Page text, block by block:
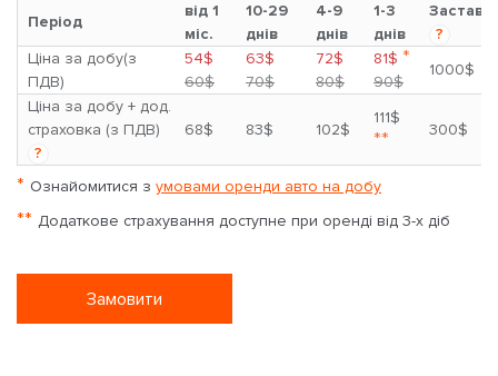
Період
від 1
міс.
10-29
днів
4-9
днів
1-3
днів
Застава
?
Ціна за добу(з
ПДВ)
54$
60$
63$
70$
72$
80$
81$ *
90$
1000$
Ціна за добу + дод.
страховка (з ПДВ)
?
68$ 83$ 102$
111$
** 300$
* Ознайомитися з умовами оренди авто на добу
** Додаткове страхування доступне при оренді від 3-х діб
Замовити